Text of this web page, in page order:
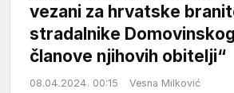
vezani za hrvatske
stradalnike
članove njihovih obitelji“
08.04.2024. 00:15 Vesna Milković